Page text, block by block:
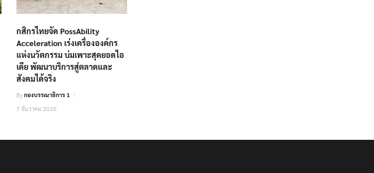
กสิกรไทยจัด PossAbility
Acceleration เร่งเครื่ององค์กร
แห่งนวัตกรรม บ่มเพาะสุดยอดไอ
เดีย พัฒนาบริการสู่ตลาดและ
สังคมได้จริง
Byกองบรรณาธิการ 1
7 ธันวาคม 2020